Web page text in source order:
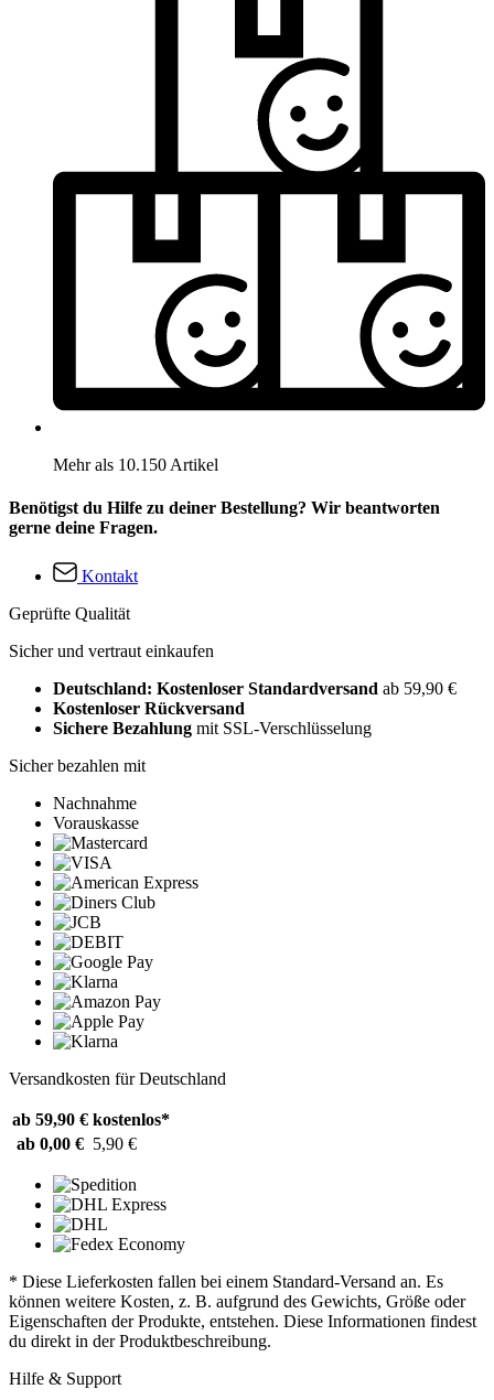
Mehr als 10.150 Artikel
Benötigst du Hilfe zu deiner Bestellung? Wir beantworten
gerne deine Fragen.
Kontakt
Geprüfte Qualität
Sicher und vertraut einkaufen
Deutschland: Kostenloser Standardversand ab 59,90 €
Kostenloser Rückversand
Sichere Bezahlung mit SSL-Verschlüsselung
Sicher bezahlen mit
Nachnahme
Vorauskasse
Versandkosten für Deutschland
ab 59,90 € kostenlos*
ab 0,00 € 5,90 €
* Diese Lieferkosten fallen bei einem Standard-Versand an. Es
können weitere Kosten, z. B. aufgrund des Gewichts, Größe oder
Eigenschaften der Produkte, entstehen. Diese Informationen findest
du direkt in der Produktbeschreibung.
Hilfe & Support